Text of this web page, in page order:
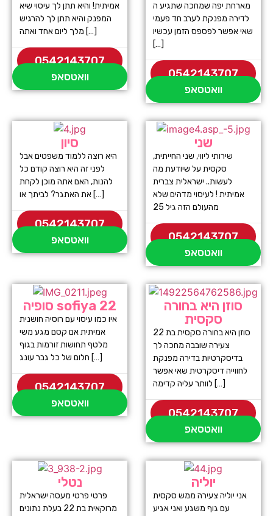
אמיתית! והיא תתן לך עיסוי שיא
המפנק והיא תתן לך להרגיש
מלך ליום אחד ואתה […]
0542143707
וואטסאפ
מארחת יפה שמחכה שתגיע ה
לדירה מפנקת לערב חד פעמי
שאי אפשר לפספס הזמן עכשיו
[…]
0542143707
וואטסאפ
סיון
היא רוצה ללמוד משפטים אבל
לפני זה היא רוצה קודם כל
להנות, האם אתה מוכן לקחת
את האתגר? לביתך או […]
0542143707
וואטסאפ
שני
שירותי ליווי, שני החייתית,
סקסית על שיודעת מה
לעשות.. ישראלית צברית
אמיתית ! לעיסוי מדהים שלא
מהעולם הזה גיל 25
0542143707
וואטסאפ
סופיה sofiya 22
איו כמו עיסוי עם רוסיה חושנית
אמיתית אם קסם מגע משי
מלטף תחושות זורמות בגוף
חלום של כל גבר עונג […]
0542143707
וואטסאפ
סוזן היא בחורה
סקסית
סוזן היא בחורה סקסית בת 22
צעירה שובבה מחכה לך
בדיסקרטיות בדירה מפנקת
לחווייה דיסקרטית שאי אפשר
לוותר עליה קדימה […]
0542143707
וואטסאפ
נטלי
פרטי פרטי מעסה ישראלית
מרוקאית בת 22 בעלת נתונים
יוליה
אני יוליה צעירה ממש סקסית
עם גוף משגע ואני אגיע